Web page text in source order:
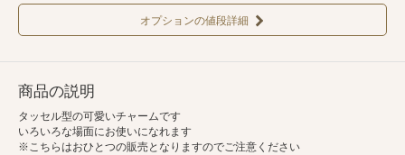
オプションの値段詳細
商品の説明
タッセル型の可愛いチャームです
いろいろな場面にお使いになれます
※こちらはおひとつの販売となりますのでご注意ください